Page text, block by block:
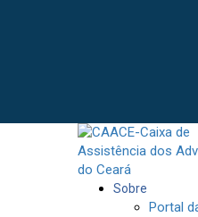
Sobre
Portal